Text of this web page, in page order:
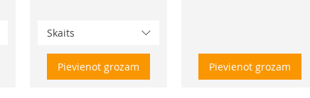
Skaits
Pievienot grozam Pievienot grozam